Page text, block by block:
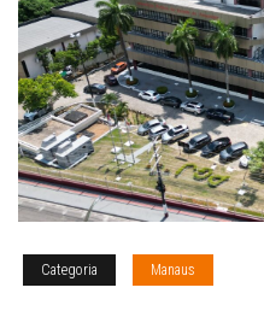
Categoria Manaus